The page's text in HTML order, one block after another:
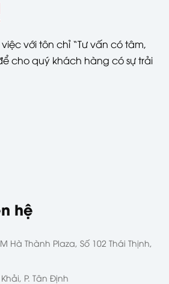
với tôn chỉ “Tư vấn có tâm,
cho quý khách hàng có sự trải
hệ
Hà Thành Plaza, Số 102 Thái Thịnh,
P. Tân Định